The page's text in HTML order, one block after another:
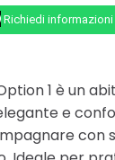
Richiedi
1 è un
e
con